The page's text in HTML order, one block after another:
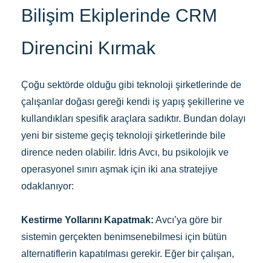
Bilişim Ekiplerinde CRM
Direncini Kırmak
Çoğu sektörde olduğu gibi teknoloji şirketlerinde de
çalışanlar doğası gereği kendi iş yapış şekillerine ve
kullandıkları spesifik araçlara sadıktır. Bundan dolayı
yeni bir sisteme geçiş teknoloji şirketlerinde bile
dirence neden olabilir. İdris Avcı, bu psikolojik ve
operasyonel sınırı aşmak için iki ana stratejiye
odaklanıyor:
Kestirme Yollarını Kapatmak: Avcı’ya göre bir
sistemin gerçekten benimsenebilmesi için bütün
alternatiflerin kapatılması gerekir. Eğer bir çalışan,